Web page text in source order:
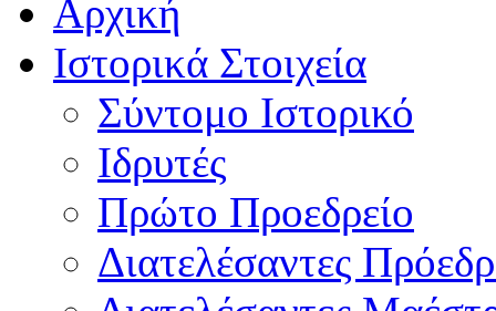
Αρχική
Ιστορικά Στοιχεία
Σύντομο Ιστορικό
Ιδρυτές
Πρώτο Προεδρείο
Διατελέσαντες